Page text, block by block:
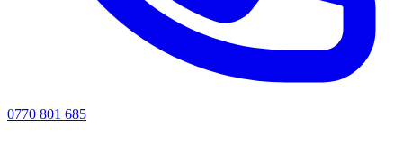
0770 801 685